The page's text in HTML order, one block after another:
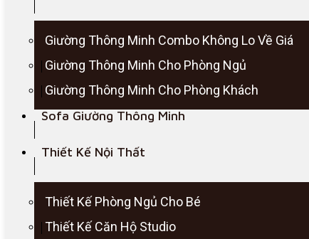
Giường Thông Minh Combo Không Lo Về Giá
Giường Thông Minh Cho Phòng Ngủ
Giường Thông Minh Cho Phòng Khách
Sofa Giường Thông Minh
Thiết Kế Nội Thất
Thiết Kế Phòng Ngủ Cho Bé
Thiết Kế Căn Hộ Studio